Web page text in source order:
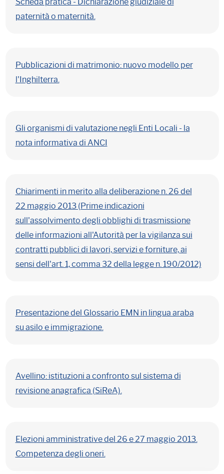
paternità o maternità.
Pubblicazioni di matrimonio: nuovo modello per
l'Inghilterra.
Gli organismi di valutazione negli Enti Locali - la
nota informativa di ANCI
Chiarimenti in merito alla deliberazione n. 26 del
22 maggio 2013 (Prime indicazioni
sull'assolvimento degli obblighi di trasmissione
delle informazioni all'Autorità per la vigilanza sui
contratti pubblici di lavori, servizi e forniture, ai
sensi dell'art. 1, comma 32 della legge n. 190/2012)
Presentazione del Glossario EMN in lingua araba
su asilo e immigrazione.
Avellino: istituzioni a confronto sul sistema di
revisione anagrafica (SiReA).
Elezioni amministrative del 26 e 27 maggio 2013.
Competenza degli oneri.